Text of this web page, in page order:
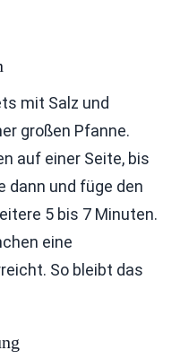
mit Salz und
großen Pfanne.
auf einer Seite, bis
dann und füge den
5 bis 7 Minuten.
eine
So bleibt das